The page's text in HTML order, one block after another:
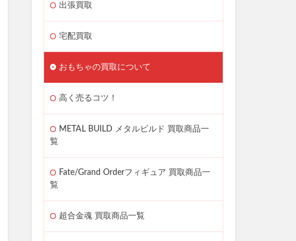
出張買取
宅配買取
おもちゃの買取について
高く売るコツ！
METAL BUILD メタルビルド 買取商品一
覧
Fate/Grand Orderフィギュア 買取商品一
覧
超合金魂 買取商品一覧